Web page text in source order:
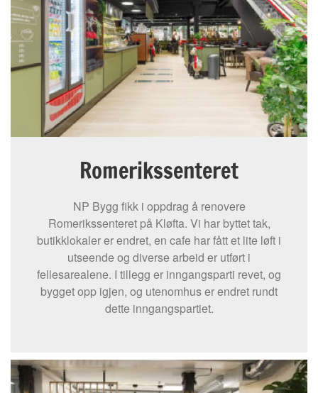
Romerikssenteret
NP Bygg fikk i oppdrag å renovere
Romerikssenteret på Kløfta. Vi har byttet tak,
butikklokaler er endret, en cafe har fått et lite løft i
utseende og diverse arbeid er utført i
fellesarealene. I tillegg er inngangsparti revet, og
bygget opp igjen, og utenomhus er endret rundt
dette inngangspartiet.